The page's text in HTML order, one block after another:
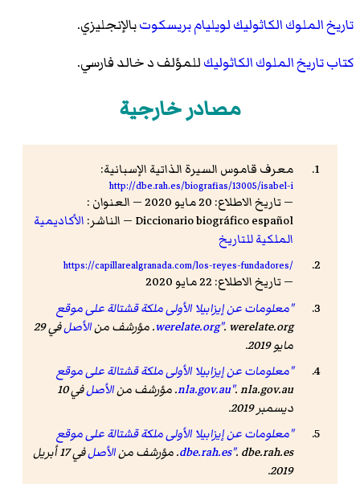
تاريخ الملوك الكاثوليك لويليام بريسكوتبالإنجليزي.
كتاب تاريخ الملوك الكاثوليكللمؤلف د خالد فارسي.
مصادر خارجية
معرف قاموس السيرة الذاتية الإسبانية:
http://dbe.rah.es/biografias/13005/isabel-i
— تاريخ الاطلاع: 20 مايو 2020 — العنوان :
Diccionario biográfico español — الناشر:
الأكاديمية
الملكية للتاريخ
https://capillarealgranada.com/los-reyes-fundadores/
— تاريخ الاطلاع: 22 مايو 2020
"معلومات عن إيزابيلا الأولى ملكة قشتالة على موقع
werelate.org". werelate.org. مؤرشف من الأصل
في 29
مايو 2019.
"معلومات عن إيزابيلا الأولى ملكة قشتالة على موقع
nla.gov.au". nla.gov.au. مؤرشف من الأصل
في 10
ديسمبر 2019.
"معلومات عن إيزابيلا الأولى ملكة قشتالة على موقع
dbe.rah.es". dbe.rah.es. مؤرشف من الأصل
في 17 أبريل
2019.